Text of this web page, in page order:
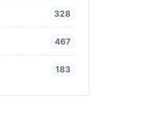
328
467
183